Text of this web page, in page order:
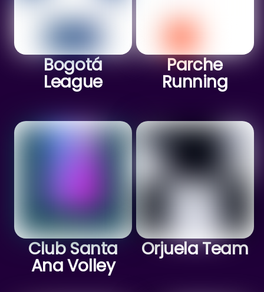
Bogotá
League
Parche
Running
Club Santa
Ana Volley
Orjuela Team